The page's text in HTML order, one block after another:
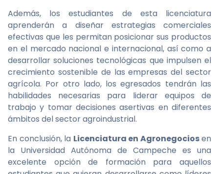
Además, los estudiantes de esta licenciatura
aprenderán a diseñar estrategias comerciales
efectivas que les permitan posicionar sus productos
en el mercado nacional e internacional, así como a
desarrollar soluciones tecnológicas que impulsen el
crecimiento sostenible de las empresas del sector
agrícola. Por otro lado, los egresados tendrán las
habilidades necesarias para liderar equipos de
trabajo y tomar decisiones asertivas en diferentes
ámbitos del sector agroindustrial.
En conclusión, la Licenciatura en Agronegociosen
la Universidad Autónoma de Campeche es una
excelente opción de formación para aquellos